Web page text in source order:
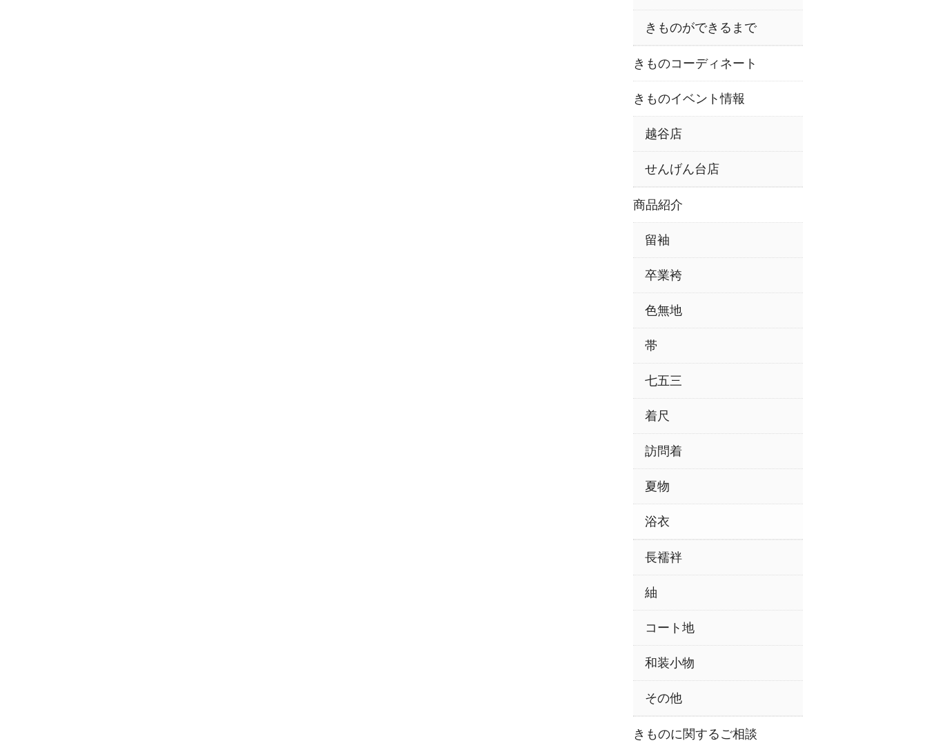
きものができるまで
きものコーディネート
きものイベント情報
越谷店
せんげん台店
商品紹介
留袖
卒業袴
色無地
帯
七五三
着尺
訪問着
夏物
浴衣
長襦袢
紬
コート地
和装小物
その他
きものに関するご相談